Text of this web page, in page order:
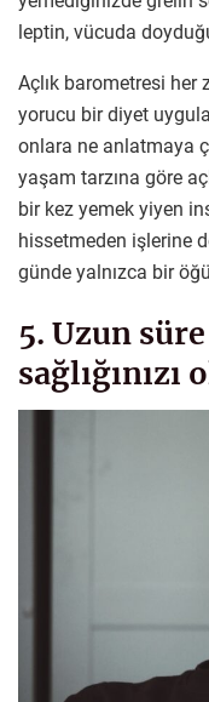
leptin, vücuda
Açlık barometresi her
yorucu bir diyet
onlara ne anlatmaya
yaşam tarzına göre
bir kez yemek yiyen
hissetmeden işlerine
günde yalnızca bir
5. Uzun